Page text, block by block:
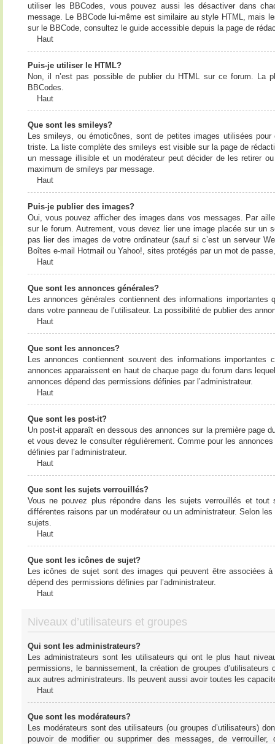
utiliser les BBCodes, vous pouvez aussi les désactiver dans
message. Le BBCode lui-même est similaire au style HTML, mais
sur le BBCode, consultez le guide accessible depuis la page de
Haut
Puis-je utiliser le HTML?
Non, il n’est pas possible de publier du HTML sur ce forum. La
BBCodes.
Haut
Que sont les smileys?
Les smileys, ou émoticônes, sont de petites images utilisées
triste. La liste complète des smileys est visible sur la page de
un message illisible et un modérateur peut décider de les retirer
maximum de smileys par message.
Haut
Puis-je publier des images?
Oui, vous pouvez afficher des images dans vos messages. Par
sur le forum. Autrement, vous devez lier une image placée sur un
pas lier des images de votre ordinateur (sauf si c’est un serveur
Boîtes e-mail Hotmail ou Yahoo!, sites protégés par un mot de
Haut
Que sont les annonces générales?
Les annonces générales contiennent des informations
dans votre panneau de l’utilisateur. La possibilité de publier des
Haut
Que sont les annonces?
Les annonces contiennent souvent des informations
annonces apparaissent en haut de chaque page du forum dans
annonces dépend des permissions définies par l’administrateur.
Haut
Que sont les post-it?
Un post-it apparaît en dessous des annonces sur la première page
et vous devez le consulter régulièrement. Comme pour les
définies par l’administrateur.
Haut
Que sont les sujets verrouillés?
Vous ne pouvez plus répondre dans les sujets verrouillés et
différentes raisons par un modérateur ou un administrateur. Selon
sujets.
Haut
Que sont les icônes de sujet?
Les icônes de sujet sont des images qui peuvent être associées
dépend des permissions définies par l’administrateur.
Haut
Niveaux d’utilisateurs et groupes
Qui sont les administrateurs?
Les administrateurs sont les utilisateurs qui ont le plus haut
permissions, le bannissement, la création de groupes
aux autres administrateurs. Ils peuvent aussi avoir toutes les
Haut
Que sont les modérateurs?
Les modérateurs sont des utilisateurs (ou groupes d’utilisateurs)
pouvoir de modifier ou supprimer des messages, de